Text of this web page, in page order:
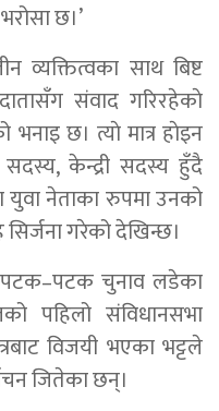
छ।’
व्यक्तित्वका साथ बिष्ट
संवाद गरिरहेकाे
छ। त्याे मात्र हाेइन
केन्द्री सदस्य हुँदै
नेताका रुपमा उनको
गरेको देखिन्छ।
चुनाव लडेका
पहिलो संविधानसभा
विजयी भएका भट्टले
जितेका छन्।